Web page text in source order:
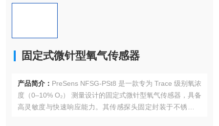
固定式微针型氧气传感器
产品简介： PreSens NFSG‑PSt8 是一款专为 Trace 级别氧浓
度（0–10% O₂） 测量设计的固定式微针型氧气传感器，具备
高灵敏度与快速响应能力。其传感探头固定封装于不锈钢针